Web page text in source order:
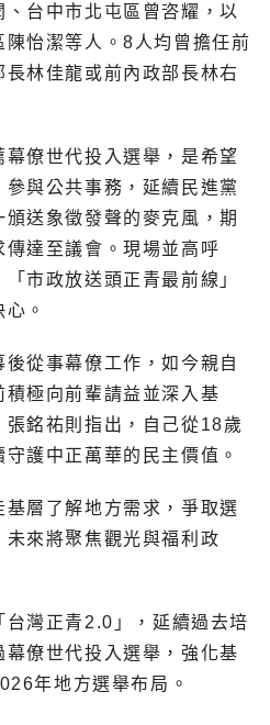
台中市北屯區曾咨耀，以
陳怡潔等人。8人均曾擔任前
林佳龍或前內政部長林右
僚世代投入選舉，是希望
與公共事務，延續民進黨
送象徵發聲的麥克風，期
達至議會。現場並高呼
市政放送頭正青最前線」
。
從事幕僚工作，如今親自
極向前輩請益並深入基
銘祐則指出，自己從18歲
護中正萬華的民主價值。
基層了解地方需求，爭取選
未來將聚焦觀光與福利政
台灣正青2.0」，延續過去培
僚世代投入選舉，強化基
年地方選舉布局。